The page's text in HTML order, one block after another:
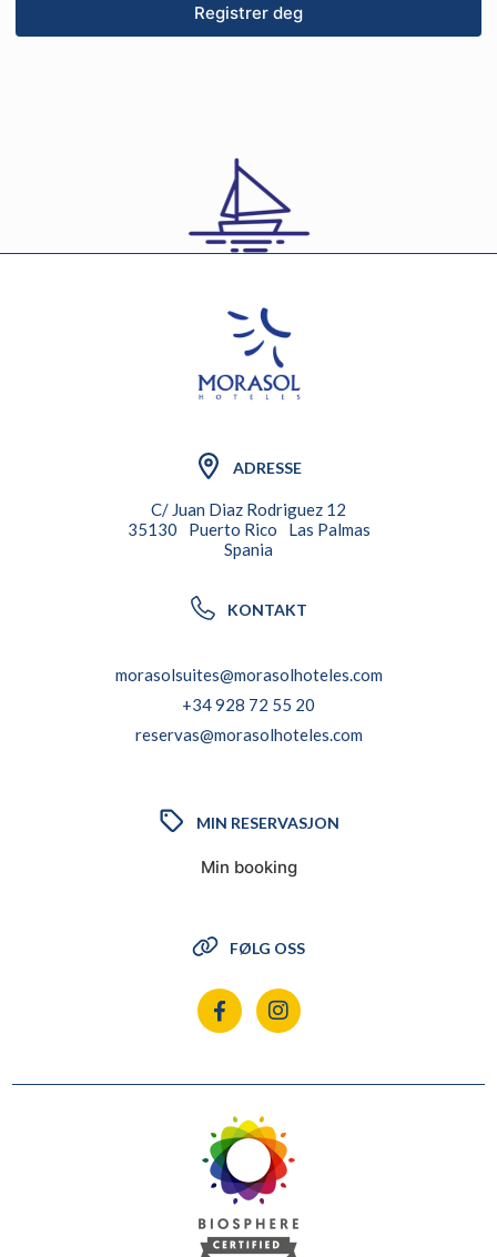
Registrer deg
ADRESSE
C/ Juan Diaz Rodriguez 12
35130
Puerto Rico
Las Palmas
Spania
KONTAKT
morasolsuites@morasolhoteles.com
+34 928 72 55 20
reservas@morasolhoteles.com
MIN RESERVASJON
Min booking
FØLG OSS